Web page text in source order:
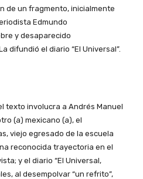
de un fragmento, inicialmente
Edmundo
y desaparecido
difundió el diario “El Universal”.
texto involucra a Andrés Manuel
(a) mexicano (a), el
viejo egresado de la escuela
reconocida trayectoria en el
y el diario “El Universal,
al desempolvar “un refrito”,